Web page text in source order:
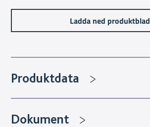
Ladda ned produktblad
Produktdata
Dokument